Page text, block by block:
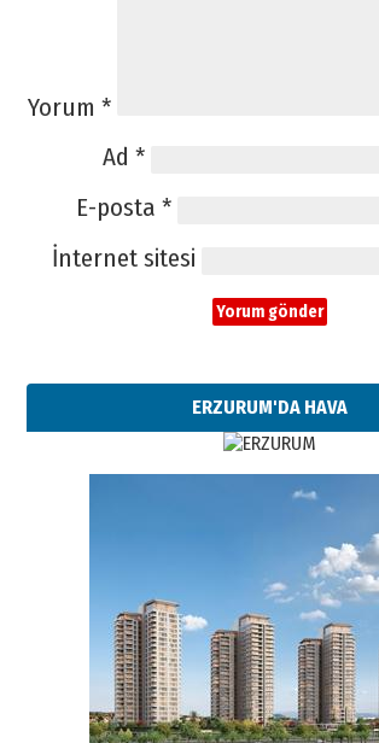
Yorum *
Ad *
E-posta *
İnternet sitesi
ERZURUM'DA HAVA
Esat BİNDESEN
Başkan Sekmen’den Erzurum’a
bir vizyon proje daha!